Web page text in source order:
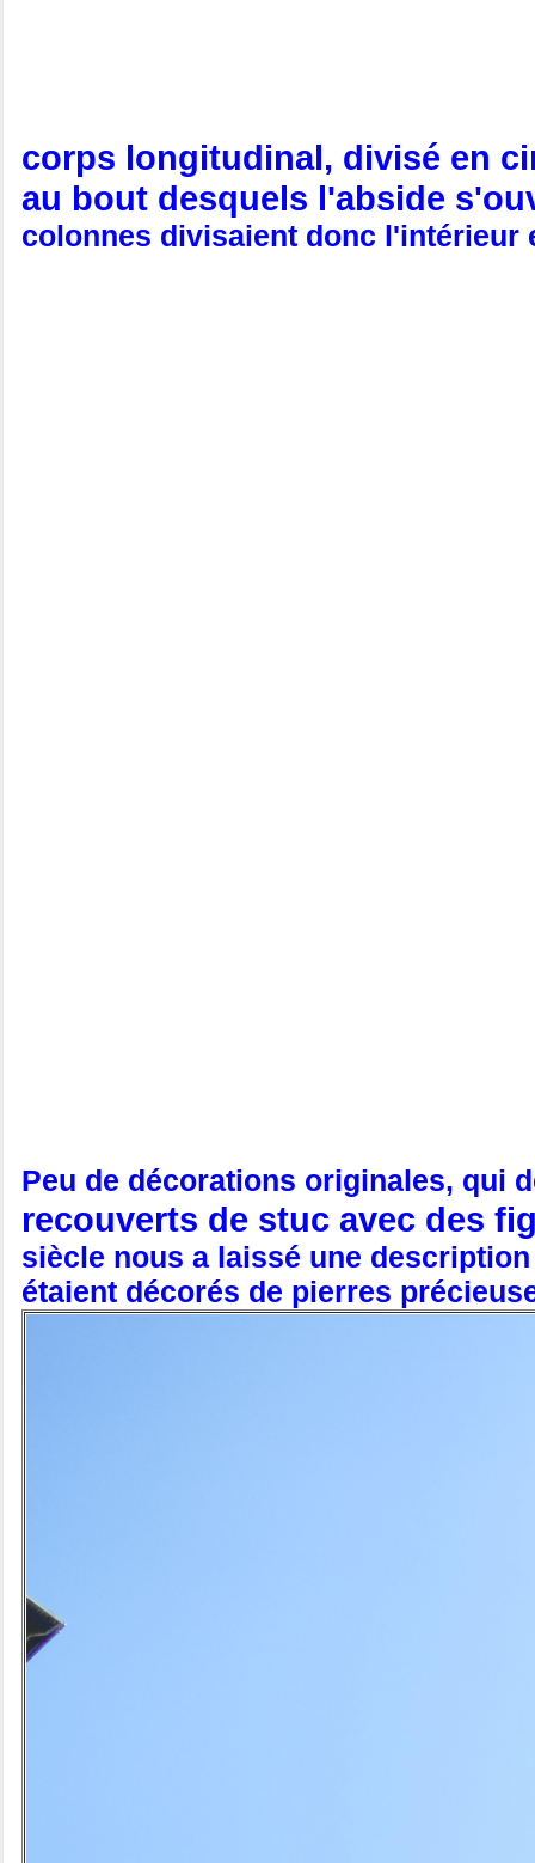
corps longitudinal, divisé en
au bout desquels l'abside
colonnes divisaient donc l'intérieur
Peu de décorations originales, qui
recouverts de stuc avec des
siècle nous a laissé une
étaient décorés de pierres